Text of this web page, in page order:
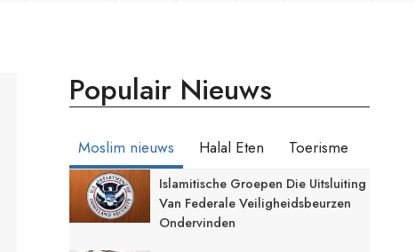
Populair Nieuws
Moslim nieuws Halal Eten Toerisme
Islamitische Groepen Die Uitsluiting
Van Federale Veiligheidsbeurzen
Ondervinden